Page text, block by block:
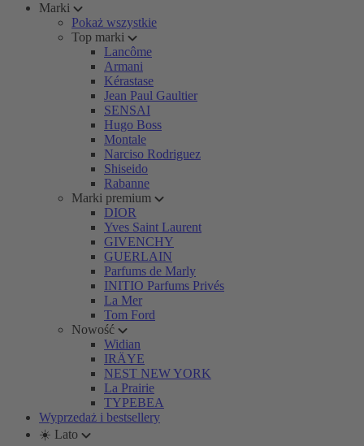
Marki
Pokaż wszystkie
Top marki
Lancôme
Armani
Kérastase
Jean Paul Gaultier
SENSAI
Hugo Boss
Montale
Narciso Rodriguez
Shiseido
Rabanne
Marki premium
DIOR
Yves Saint Laurent
GIVENCHY
GUERLAIN
Parfums de Marly
INITIO Parfums Privés
La Mer
Tom Ford
Nowość
Widian
IRÄYE
NEST NEW YORK
La Prairie
TYPEBEA
Wyprzedaż i bestsellery
☀️ Lato